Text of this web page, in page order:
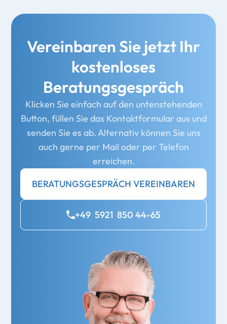
Vereinbaren Sie jetzt Ihr
kostenloses
Beratungsgespräch
Klicken Sie einfach auf den untenstehenden
Button, füllen Sie das Kontaktformular aus und
senden Sie es ab. Alternativ können Sie uns
auch gerne per Mail oder per Telefon
erreichen.
BERATUNGSGESPRÄCH VEREINBAREN
+49 5921 850 44-65